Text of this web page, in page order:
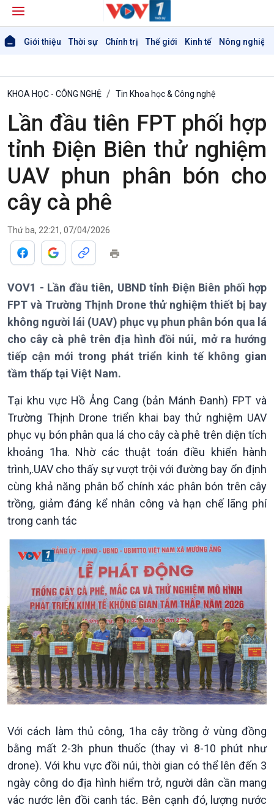
Giới thiệu Thời sự Chính trị Thế giới Kinh tế Nông nghiệp
Giới thiệu
Thời sự
Thời sự 6h
Thời sự 12h
Thời sự 18h
Thời sự 21h30
Bản tin
Theo dòng Thời sự
Tin Chính trị
Chính phủ với người dân
Quốc hội với cử tri
Xây dựng đảng
Đảng trong cuộc sống
Nhận diện sự thật
Pháp luật và đời sống
Thế giới
Tin thế giới
Vấn đề quốc tế
Hồ sơ sự kiện quốc tế
Thế giới & Việt Nam
Biên cương - Một dải vững
bền
KHOA HỌC - CÔNG NGHỆ Tin Khoa học & Công nghệ
Lần đầu tiên FPT phối hợp
tỉnh Điện Biên thử nghiệm
UAV phun phân bón cho
cây cà phê
Thứ ba, 22:21, 07/04/2026
VOV1 - Lần đầu tiên, UBND tỉnh Điện Biên phối hợp
FPT và Trường Thịnh Drone thử nghiệm thiết bị bay
không người lái (UAV) phục vụ phun phân bón qua lá
cho cây cà phê trên địa hình đồi núi, mở ra hướng
tiếp cận mới trong phát triển kinh tế không gian
tầm thấp tại Việt Nam.
Tại khu vực Hồ Ảng Cang (bản Mánh Đanh) FPT và
Trường Thịnh Drone triển khai bay thử nghiệm UAV
phục vụ bón phân qua lá cho cây cà phê trên diện tích
khoảng 1ha. Nhờ các thuật toán điều khiển hành
trình,.UAV cho thấy sự vượt trội với đường bay ổn định
cùng khả năng phân bổ chính xác phân bón trên cây
trồng, giảm đáng kể nhân công và hạn chế lãng phí
trong canh tác
Với cách làm thủ công, 1ha cây trồng ở vùng đồng
bằng mất 2-3h phun thuốc (thay vì 8-10 phút như
drone). Với khu vực đồi núi, thời gian có thể lên đến 3
ngày công do địa hình hiểm trở, người dân cần mang
vác nước lên đồi canh tác. Bên cạnh đó, lượng nước